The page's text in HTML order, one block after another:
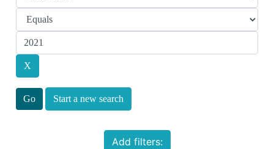
Start a new search
Add filters: